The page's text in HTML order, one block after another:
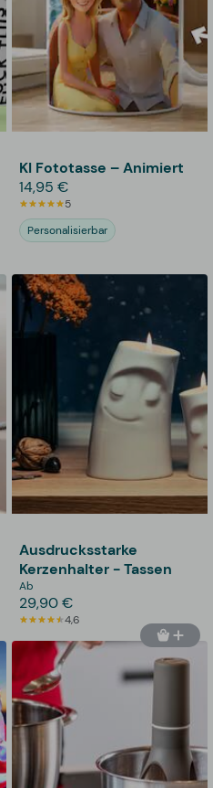
KI Fototasse – Animiert
14,95 €
5
Personalisierbar
Ausdrucksstarke
Kerzenhalter - Tassen
Ab
29,90 €
4,6